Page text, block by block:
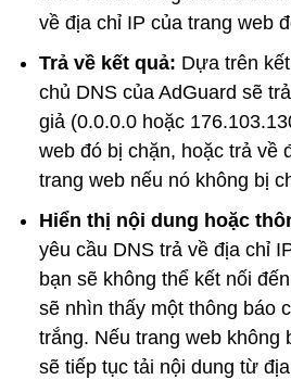
về địa chỉ IP của trang web
Trả về kết quả: Dựa trên
chủ DNS của AdGuard sẽ
giả (0.0.0.0 hoặc
web đó bị chặn, hoặc trả về
trang web nếu nó không bị
Hiển thị nội dung hoặc
yêu cầu DNS trả về địa chỉ
bạn sẽ không thể kết nối
sẽ nhìn thấy một thông báo
trắng. Nếu trang web không
sẽ tiếp tục tải nội dung từ